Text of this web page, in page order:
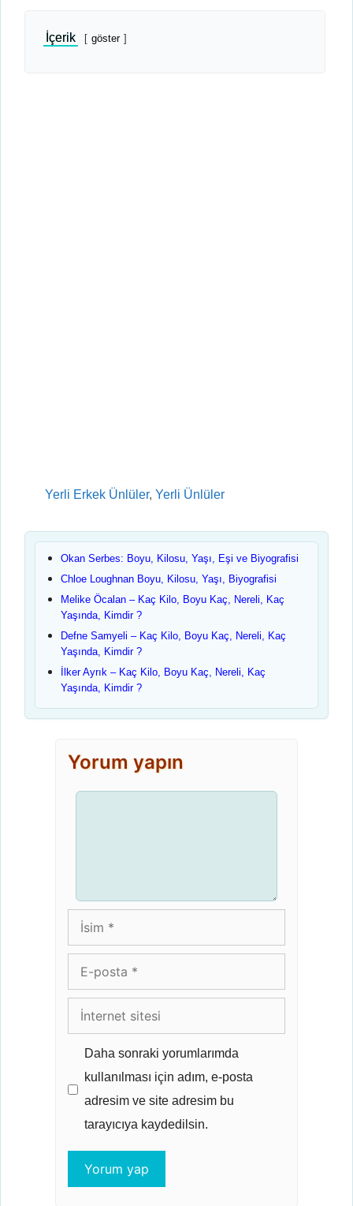
İçerik göster
Kategoriler
Yerli Erkek Ünlüler, Yerli Ünlüler
Okan Serbes: Boyu, Kilosu, Yaşı, Eşi ve Biyografisi
Chloe Loughnan Boyu, Kilosu, Yaşı, Biyografisi
Melike Öcalan – Kaç Kilo, Boyu Kaç, Nereli, Kaç
Yaşında, Kimdir ?
Defne Samyeli – Kaç Kilo, Boyu Kaç, Nereli, Kaç
Yaşında, Kimdir ?
İlker Ayrık – Kaç Kilo, Boyu Kaç, Nereli, Kaç
Yaşında, Kimdir ?
Yorum yapın
İsim
posta
İnternet
sitesi
Daha sonraki yorumlarımda
kullanılması için adım, e-posta
adresim ve site adresim bu
tarayıcıya kaydedilsin.